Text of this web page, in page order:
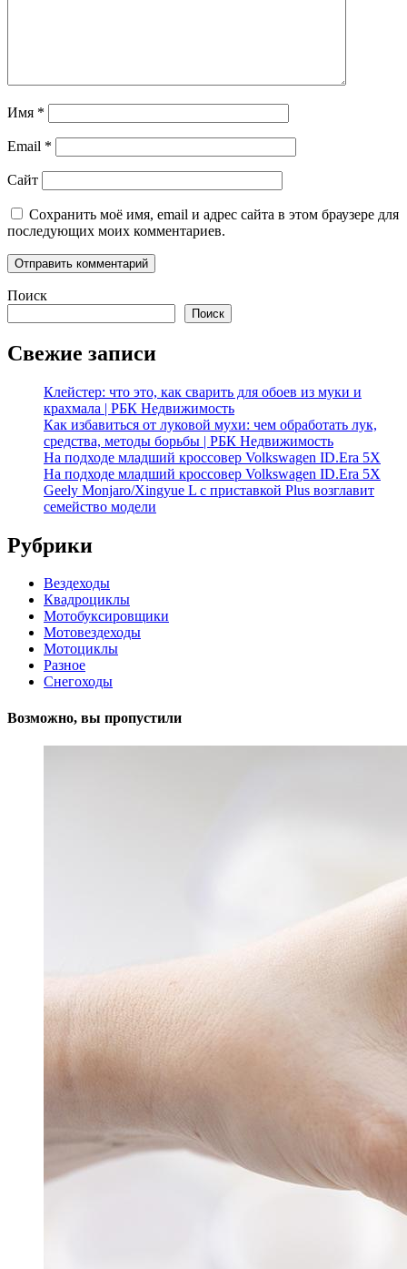
Имя *
Email *
Сайт
Сохранить моё имя, email и адрес сайта в этом браузере для
последующих моих комментариев.
Поиск
Поиск
Свежие записи
Клейстер: что это, как сварить для обоев из муки и
крахмала | РБК Недвижимость
Как избавиться от луковой мухи: чем обработать лук,
средства, методы борьбы | РБК Недвижимость
На подходе младший кроссовер Volkswagen ID.Era 5X
На подходе младший кроссовер Volkswagen ID.Era 5X
Geely Monjaro/Xingyue L с приставкой Plus возглавит
семейство модели
Рубрики
Вездеходы
Квадроциклы
Мотобуксировщики
Мотовездеходы
Мотоциклы
Разное
Снегоходы
Возможно, вы пропустили